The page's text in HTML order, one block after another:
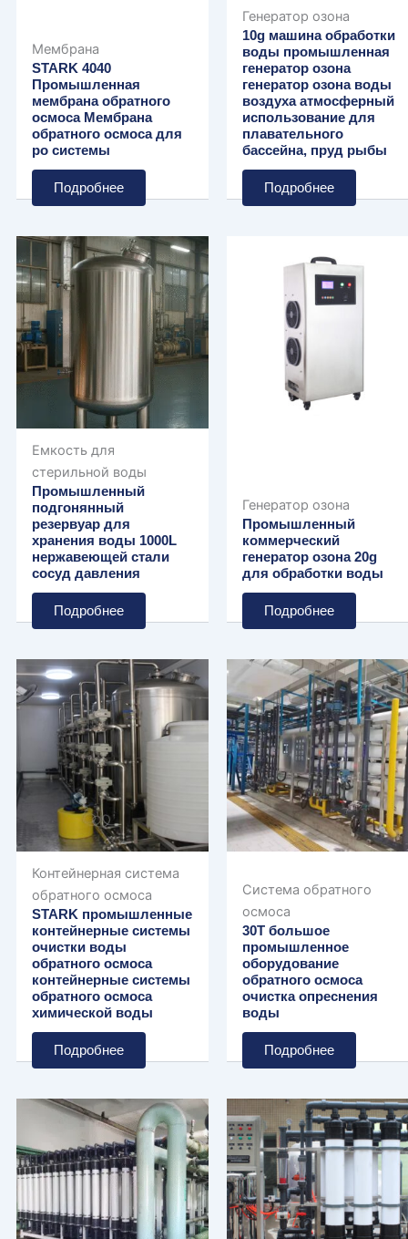
Мембрана
STARK 4040
Промышленная
мембрана обратного
осмоса Мембрана
обратного осмоса для
ро системы
Подробнее
Генератор озона
10g машина обработки
воды промышленная
генератор озона
генератор озона воды
воздуха атмосферный
использование для
плавательного
бассейна, пруд рыбы
Подробнее
Емкость для
стерильной воды
Промышленный
подгонянный
резервуар для
хранения воды 1000L
нержавеющей стали
сосуд давления
Подробнее
Генератор озона
Промышленный
коммерческий
генератор озона 20g
для обработки воды
Подробнее
Контейнерная система
обратного осмоса
STARK промышленные
контейнерные системы
очистки воды
обратного осмоса
контейнерные системы
обратного осмоса
химической воды
Подробнее
Система обратного
осмоса
30T большое
промышленное
оборудование
обратного осмоса
очистка опреснения
воды
Подробнее